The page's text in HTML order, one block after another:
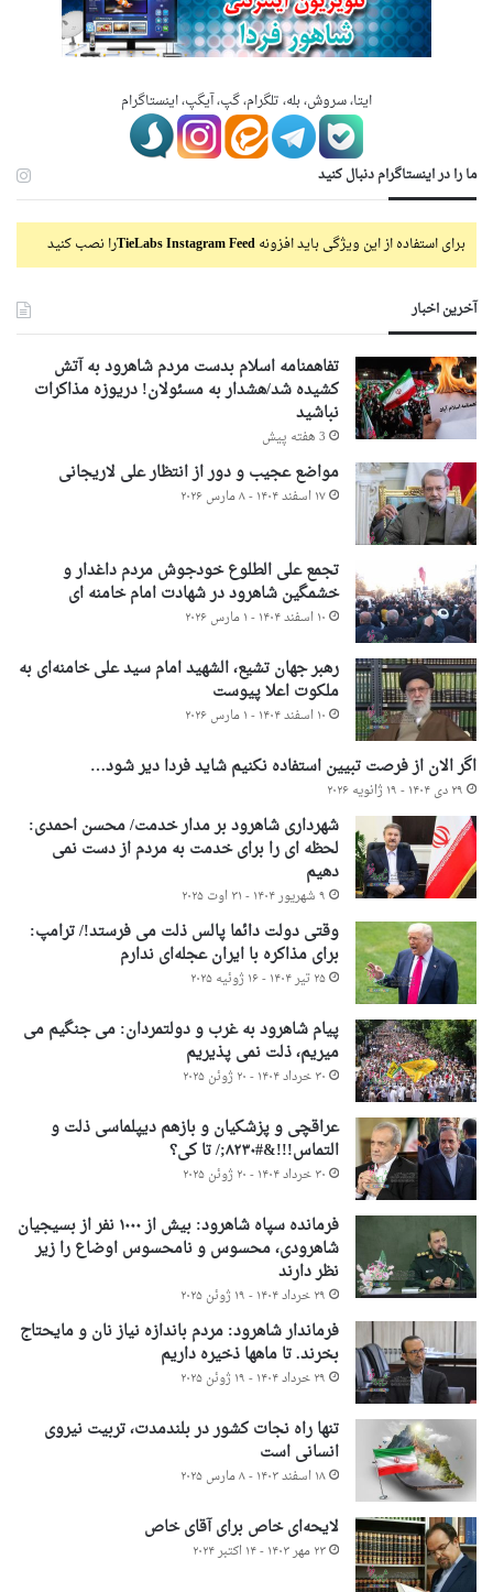
ایتا، سروش، بله، تلگرام، گپ، آیگپ، اینستاگرام
ما را در اینستاگرام دنبال کنید
برای استفاده از این ویژگی باید افزونهTieLabs Instagram Feedرا نصب کنید
آخرین اخبار
تفاهمنامه اسلام بدست مردم شاهرود به آتش
کشیده شد/هشدار به مسئولان! دریوزه مذاکرات
نباشید
3 هفته پیش
مواضع عجیب و دور از انتظار علی لاریجانی
۱۷ اسفند ۱۴۰۴ - ۸ مارس ۲۰۲۶
تجمع علی الطلوع خودجوش مردم داغدار و
خشمگین شاهرود در شهادت امام خامنه ای
۱۰ اسفند ۱۴۰۴ - ۱ مارس ۲۰۲۶
رهبر جهان تشیع، الشهید امام سید علی خامنه‌ای به
ملکوت اعلا پیوست
۱۰ اسفند ۱۴۰۴ - ۱ مارس ۲۰۲۶
اگر الان از فرصت تبیین استفاده نکنیم شاید فردا دیر شود…
۲۹ دی ۱۴۰۴ - ۱۹ ژانویه ۲۰۲۶
شهرداری شاهرود بر مدار خدمت/ محسن احمدی:
لحظه ای را برای خدمت به مردم از دست نمی
دهیم
۹ شهریور ۱۴۰۴ - ۳۱ اوت ۲۰۲۵
وقتی دولت دائما پالس ذلت می فرستد!/ ترامپ:
برای مذاکره با ایران عجله‌ای ندارم
۲۵ تیر ۱۴۰۴ - ۱۶ ژوئیه ۲۰۲۵
پیام شاهرود به غرب و دولتمردان: می جنگیم می
میریم، ذلت نمی پذیریم
۳۰ خرداد ۱۴۰۴ - ۲۰ ژوئن ۲۰۲۵
عراقچی و پزشکیان و بازهم دیپلماسی ذلت و
التماس!!!&#۸۲۳۰;/ تا کی؟
۳۰ خرداد ۱۴۰۴ - ۲۰ ژوئن ۲۰۲۵
فرمانده سپاه شاهرود: بیش از ۱۰۰۰ نفر از بسیجیان
شاهرودی، محسوس و نامحسوس اوضاع را زیر
نظر دارند
۲۹ خرداد ۱۴۰۴ - ۱۹ ژوئن ۲۰۲۵
فرماندار شاهرود: مردم باندازه نیاز نان و مایحتاج
بخرند. تا ماهها ذخیره داریم
۲۹ خرداد ۱۴۰۴ - ۱۹ ژوئن ۲۰۲۵
تنها راه نجات کشور در بلندمدت، تربیت نیروی
انسانی است
۱۸ اسفند ۱۴۰۳ - ۸ مارس ۲۰۲۵
لایحه‌ای خاص برای آقای خاص
۲۳ مهر ۱۴۰۳ - ۱۴ اکتبر ۲۰۲۴